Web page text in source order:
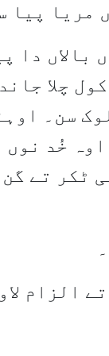
مریا پیا
بالاں دا
چلا
سن۔
اوہ خُد
ٹکر تے
الزام